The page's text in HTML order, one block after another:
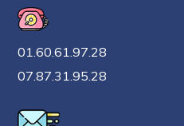
01.60.61.97.28
07.87.31.95.28